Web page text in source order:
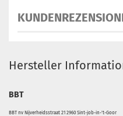
Hersteller
BBT
BBT nv Nijverheidsstraat 21 2960 Sint-job-in-'t-Goor